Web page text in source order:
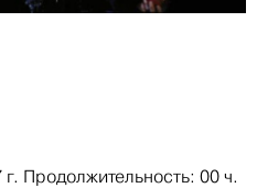
Продолжительность: 00 ч.